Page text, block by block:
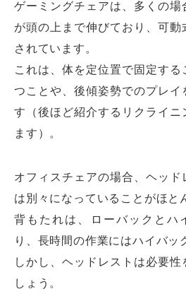
ゲーミングチェアは、多くの場
が頭の上まで伸びており、可
されています。
これは、体を定位置で固定す
つことや、後傾姿勢でのプレ
す（後ほど紹介するリクライ
ます）。
オフィスチェアの場合、ヘッ
は別々になっていることがほと
背もたれは、ローバックとハ
り、長時間の作業にはハイバッ
しかし、ヘッドレストは必要
しょう。